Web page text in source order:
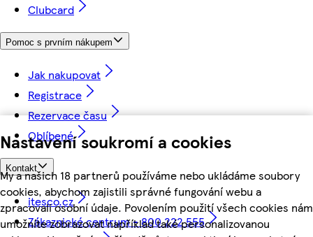
Nastavení soukromí a cookies
My a našich 18 partnerů používáme nebo ukládáme soubory
cookies, abychom zajistili správné fungování webu a
zpracovali osobní údaje. Povolením použití všech cookies nám
umožníte zobrazovat například také personalizovanou
Clubcard
Pomoc s prvním nákupem
Jak nakupovat
Registrace
Rezervace času
Oblíbené
Kontakt
itesco.cz
Zákaznické centrum - 800 222 555